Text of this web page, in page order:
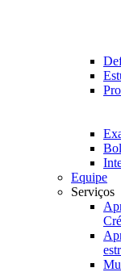
Equipe
Serviços